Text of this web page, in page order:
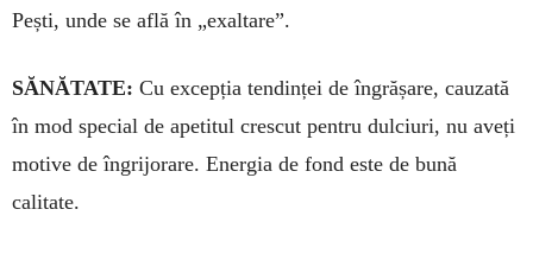
Pești, unde se află în „exaltare”.
SĂNĂTATE: Cu excepția tendinței de îngrășare, cauzată
în mod special de apetitul crescut pentru dulciuri, nu aveți
motive de îngrijorare. Ener­gia de fond este de bună
calitate.